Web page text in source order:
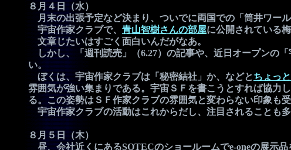
８月４日（水）
月末の出張予定など決まり、ついでに両国での「筒井ワー
宇宙作家クラブで、 青山智樹さんの部屋に公開されている
文章じたいはすごく面白いんだがなあ。
しかし、「週刊読売」（6.27）の記事や、近日オープンの
い。
ぼくは、宇宙作家クラブは「秘密結社」か、などとちょっ
雰囲気が強い集まりである。宇宙ＳＦを書こうとすれば協力
る。この姿勢はＳＦ作家クラブの雰囲気と変わらない印象も受
宇宙作家クラブの活動はこれからだし、注目されることも
８月５日（木）
昼、会社近くにあるSOTECのショールームでe-oneの展示